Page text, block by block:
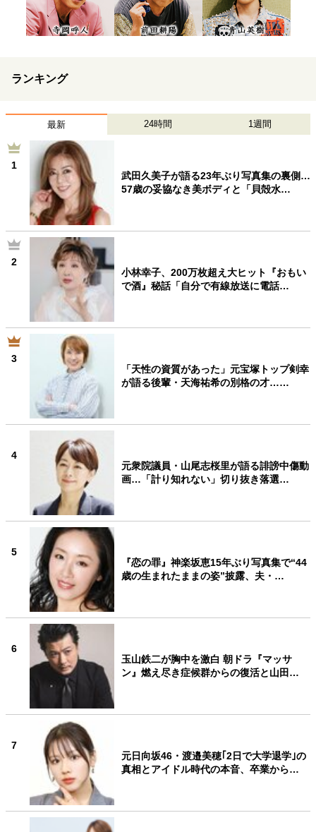
ランキング
最新 24時間 1週間
1
武田久美子が語る23年ぶり写真集の裏側…
57歳の妥協なき美ボディと「貝殻水…
2
小林幸子、200万枚超え大ヒット『おもい
で酒』秘話「自分で有線放送に電話…
3
「天性の資質があった」元宝塚トップ剣幸
が語る後輩・天海祐希の別格の才……
4
元衆院議員・山尾志桜里が語る誹謗中傷動
画…「計り知れない」切り抜き落選…
5
『恋の罪』神楽坂恵15年ぶり写真集で“44
歳の生まれたままの姿”披露、夫・…
6
玉山鉄二が胸中を激白 朝ドラ『マッサ
ン』燃え尽き症候群からの復活と山田…
7
元日向坂46・渡邉美穂｢2日で大学退学｣の
真相とアイドル時代の本音、卒業から…